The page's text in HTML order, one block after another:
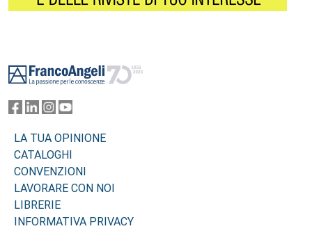
LA TUA OPINIONE
CATALOGHI
CONVENZIONI
LAVORARE CON NOI
LIBRERIE
INFORMATIVA PRIVACY